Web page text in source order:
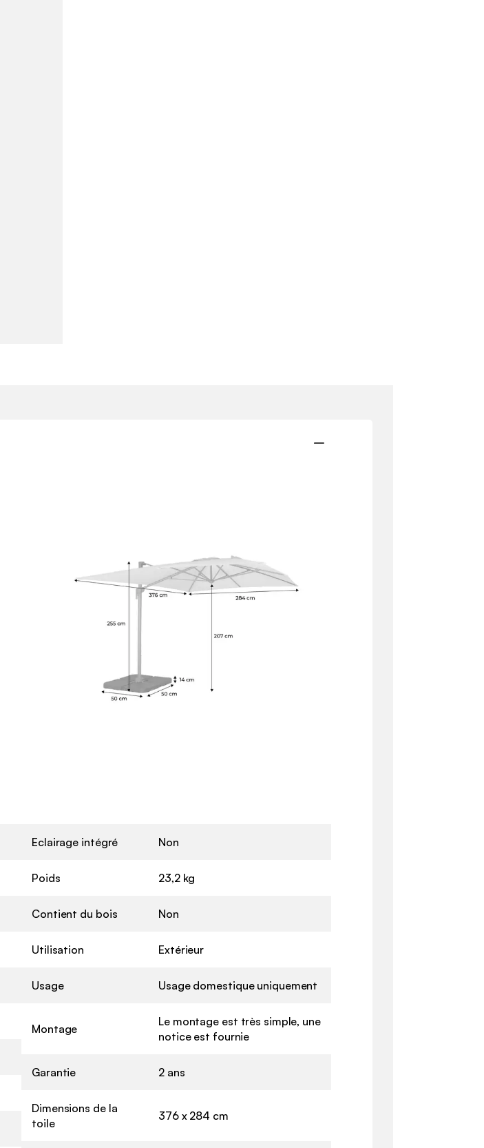
Eclairage intégré Non
Poids 23,2 kg
Contient du bois Non
Utilisation Extérieur
Usage Usage domestique uniquement
Montage
Le montage est très simple, une
notice est fournie
Garantie 2 ans
Dimensions de la
toile
376 x 284 cm